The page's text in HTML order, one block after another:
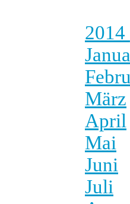
2014
März
April
Mai
Juni
Juli